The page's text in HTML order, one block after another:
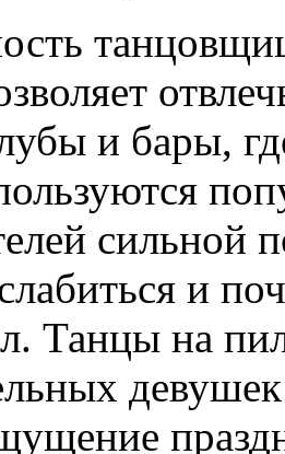
и бары,
сильной
и
Танцы на